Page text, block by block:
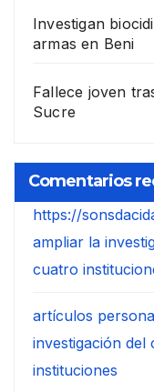
Investigan
armas en Beni
Fallece joven
Sucre
Comentarios
https://
ampliar la
cuatro
artículos
investigación del
instituciones